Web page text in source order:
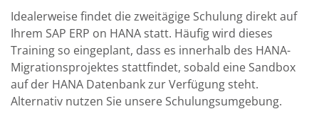
Idealerweise findet die zweitägige Schulung direkt auf
Ihrem SAP ERP on HANA statt. Häufig wird dieses
Training so eingeplant, dass es innerhalb des HANA-
Migrationsprojektes stattfindet, sobald eine Sandbox
auf der HANA Datenbank zur Verfügung steht.
Alternativ nutzen Sie unsere Schulungsumgebung.